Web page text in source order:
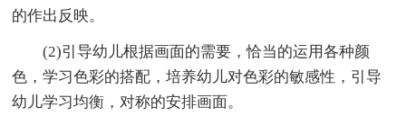
的作出反映。
(2)引导幼儿根据画面的需要，恰当的运用各种颜
色，学习色彩的搭配，培养幼儿对色彩的敏感性，引导
幼儿学习均衡，对称的安排画面。